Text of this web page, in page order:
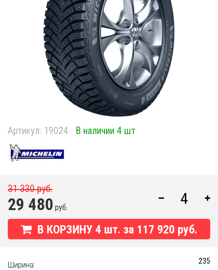
Артикул: 19024 В наличии 4 шт
31 330 руб.
29 480 руб.
В КОРЗИНУ 4 шт. за 117 920 руб.
Ширина: 235